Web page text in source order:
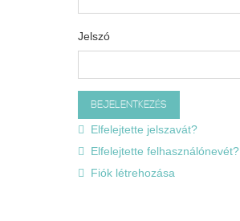
Jelszó
Elfelejtette jelszavát?
Elfelejtette felhasználónevét?
Fiók létrehozása